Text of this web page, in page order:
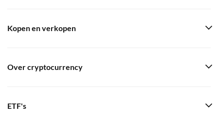
Kopen en verkopen
Over cryptocurrency
ETF's